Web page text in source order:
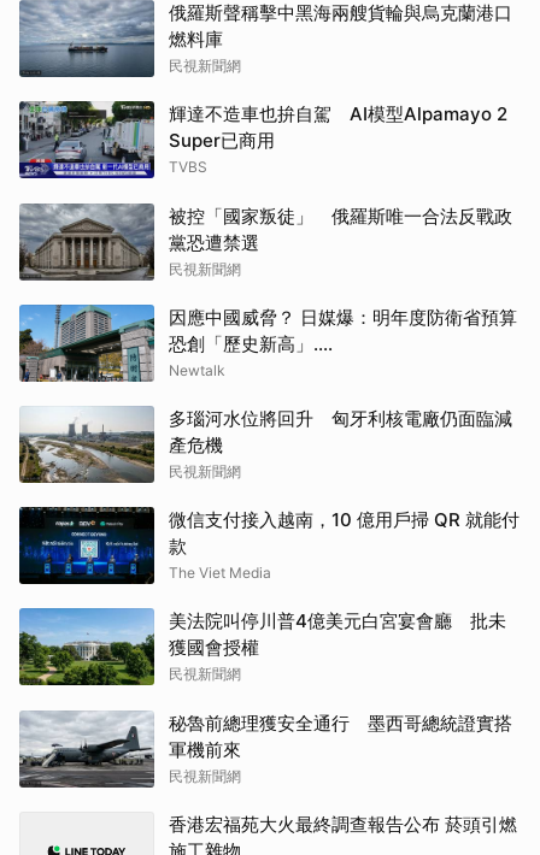
俄羅斯聲稱擊中黑海兩艘貨輪與烏克蘭港口
燃料庫
民視新聞網
輝達不造車也拚自駕 AI模型Alpamayo 2
Super已商用
TVBS
被控「國家叛徒」 俄羅斯唯一合法反戰政
黨恐遭禁選
民視新聞網
因應中國威脅？ 日媒爆：明年度防衛省預算
恐創「歷史新高」....
Newtalk
多瑙河水位將回升 匈牙利核電廠仍面臨減
產危機
民視新聞網
微信支付接入越南，10 億用戶掃 QR 就能付
款
The Viet Media
美法院叫停川普4億美元白宮宴會廳 批未
獲國會授權
民視新聞網
秘魯前總理獲安全通行 墨西哥總統證實搭
軍機前來
民視新聞網
香港宏福苑大火最終調查報告公布 菸頭引燃